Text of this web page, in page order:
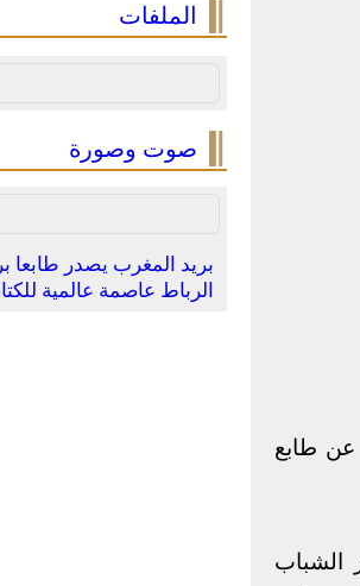
عن طابع
الشباب
الملفات
صوت وصورة
بريد المغرب يصدر طابعا
الرباط عاصمة عالمية للكتاب